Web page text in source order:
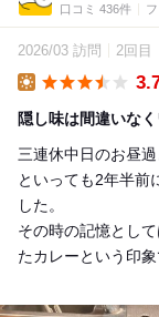
口コミ 436件
2026/03 訪問 2回目
隠し味は間違いな
三連休中日のお昼
といっても2年半前
した。
その時の記憶とし
たカレーという印象